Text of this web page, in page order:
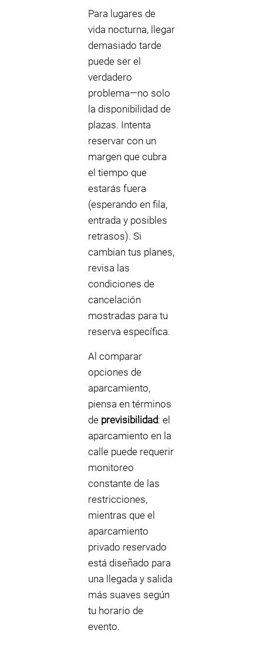
Para lugares de
vida nocturna, llegar
demasiado tarde
puede ser el
verdadero
problema—no solo
la disponibilidad de
plazas. Intenta
reservar con un
margen que cubra
el tiempo que
estarás fuera
(esperando en fila,
entrada y posibles
retrasos). Si
cambian tus planes,
revisa las
condiciones de
cancelación
mostradas para tu
reserva específica.
Al comparar
opciones de
aparcamiento,
piensa en términos
de previsibilidad: el
aparcamiento en la
calle puede requerir
monitoreo
constante de las
restricciones,
mientras que el
aparcamiento
privado reservado
está diseñado para
una llegada y salida
más suaves según
tu horario de
evento.